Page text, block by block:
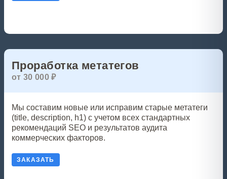
Проработка метатегов
от 30 000 ₽
Мы составим новые или исправим старые метатеги
(title, description, h1) с учетом всех стандартных
рекомендаций SEO и результатов аудита
коммерческих факторов.
ЗАКАЗАТЬ